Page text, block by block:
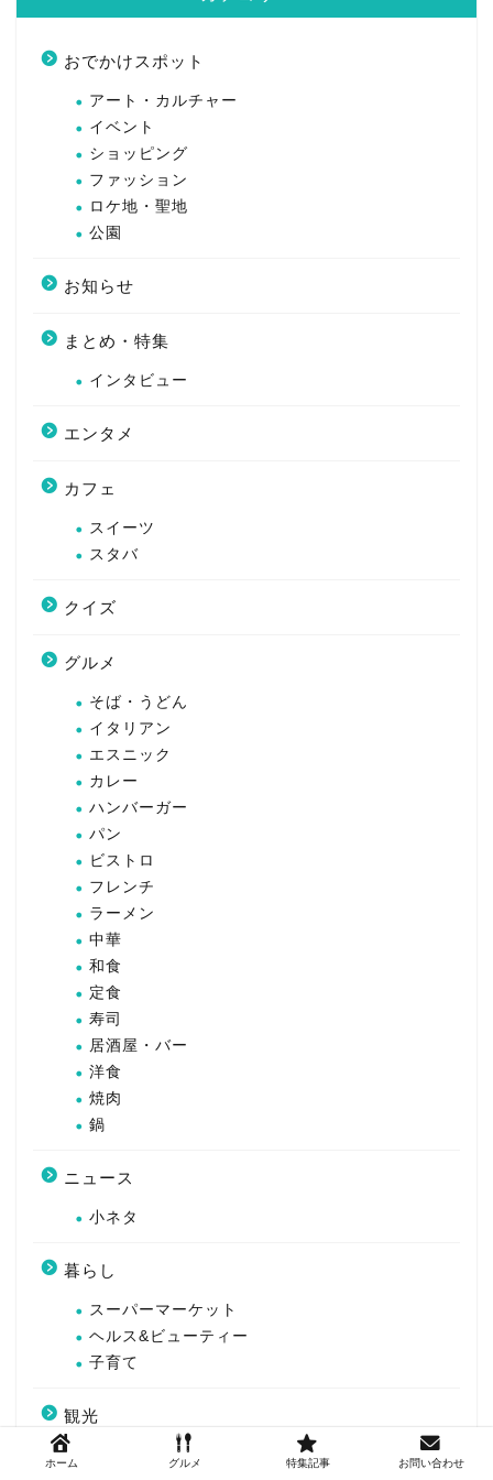
おでかけスポット
アート・カルチャー
イベント
ショッピング
ファッション
ロケ地・聖地
公園
お知らせ
まとめ・特集
インタビュー
エンタメ
カフェ
スイーツ
スタバ
クイズ
グルメ
そば・うどん
イタリアン
エスニック
カレー
ハンバーガー
パン
ビストロ
フレンチ
ラーメン
中華
和食
定食
寿司
居酒屋・バー
洋食
焼肉
鍋
ニュース
小ネタ
暮らし
スーパーマーケット
ヘルス&ビューティー
子育て
観光
ホーム グルメ 特集記事 お問い合わせ